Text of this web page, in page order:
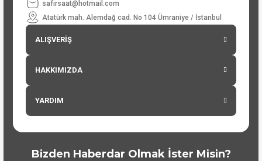
safirsaat@hotmail.com
Atatürk mah. Alemdağ cad. No 104 Ümraniye / İstanbul
ALIŞVERİŞ
HAKKIMIZDA
YARDIM
Bizden Haberdar Olmak İster Misin?